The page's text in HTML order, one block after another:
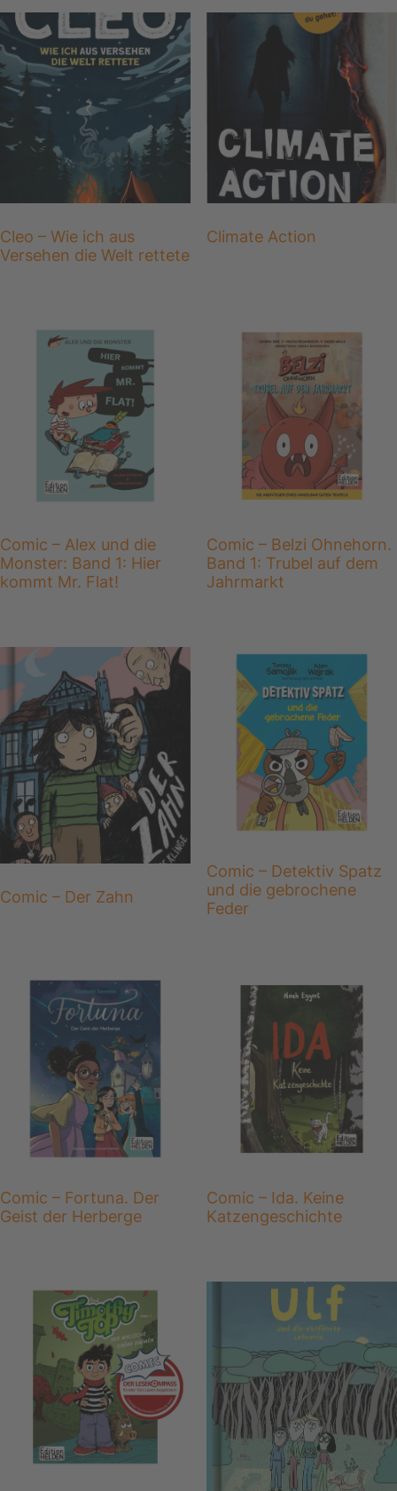
Cleo – Wie ich aus
Versehen die Welt rettete
Climate Action
Comic – Alex und die
Monster: Band 1: Hier
kommt Mr. Flat!
Comic – Belzi Ohnehorn.
Band 1: Trubel auf dem
Jahrmarkt
Comic – Der Zahn
Comic – Detektiv Spatz
und die gebrochene
Feder
Comic – Fortuna. Der
Geist der Herberge
Comic – Ida. Keine
Katzengeschichte